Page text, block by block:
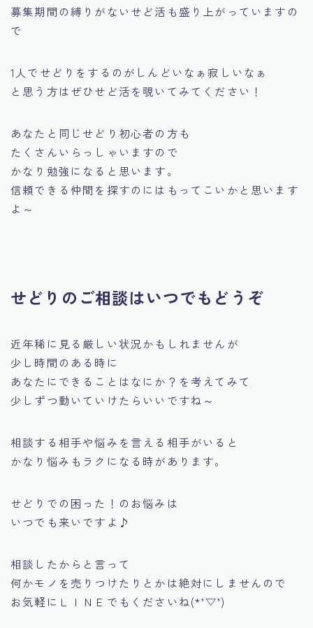
募集期間の縛りがないせど活 も盛り上がっていますの
で
1人でせどりをするのがしんどいなぁ寂しいなぁ
と思う方はぜひせど活を覗いてみてください！
あなたと同じせどり初心者の方も
たくさんいらっしゃいますので
かなり勉強になると思います。
信頼できる仲間を探すのにはもってこいかと思います
よ～
せどりのご相談はいつでもどうぞ
近年稀に見る厳しい状況かもしれませんが
少し時間のある時に
あなたにできることはなにか？を考えてみて
少しずつ動いていけたらいいですね～
相談する相手や悩みを言える相手がいると
かなり悩みもラクになる時があります。
せどりでの困った！のお悩みは
いつでも来いですよ♪
相談したからと言って
何かモノを売りつけたりとかは絶対にしませんので
お気軽にＬＩＮＥでもくださいね(*’▽’)